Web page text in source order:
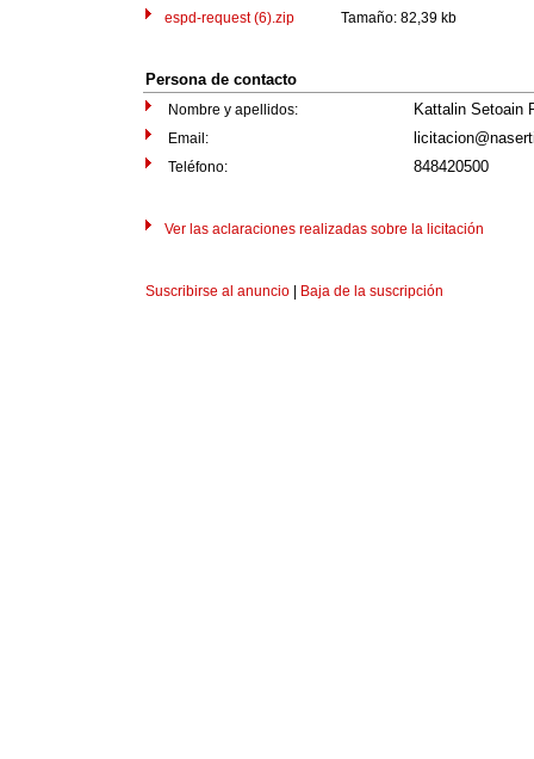
espd-request (6).zip Tamaño: 82,39 kb
Persona de contacto
Nombre y apellidos: Kattalin Setoain
Email:
Teléfono: 848420500
Ver las aclaraciones realizadas sobre la licitación
Suscribirse al anuncio Baja de la suscripción